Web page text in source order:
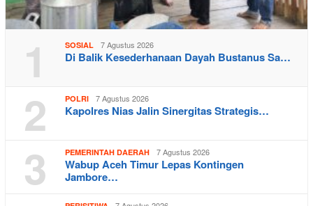
1 SOSIAL 7 Agustus 2026
Di Balik Kesederhanaan Dayah Bustanus Sa…
2 POLRI 7 Agustus 2026
Kapolres Nias Jalin Sinergitas Strategis…
3 PEMERINTAH DAERAH 7 Agustus 2026
Wabup Aceh Timur Lepas Kontingen
Jambore…